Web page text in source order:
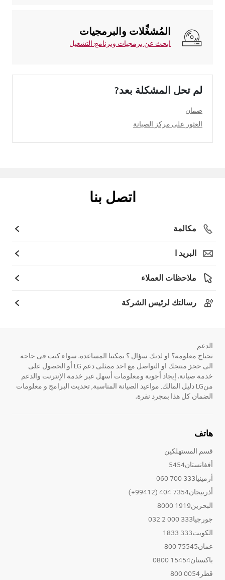
المُشغِّلات والبرمجيات
ابحث عن برمجيات وبرنامج التشغيل
لم تحل المشكلة بعد?
ضمان
العثور على مركز الصيانة
اتصل بنا
مكالمة
البريد ا
ملاحظات العملاء
رسالتك لرئيس الشركة
الدعم
تحتاج معلومة؟ او لديك سؤال ؟ يمكننا المساعدة. سواء كنت فى حاجة
الى حجز منتجك او التواصل مع احد ممثلى دعم LG أو الحصول على
خدمة صيانة. إيجاد أجوبة ومعلومات أسهل عبر خدمة الإنترنت والدعم
منLG دليل المالك, مواعيد الصيانة المناسبة, تحديث البرامج و معلومات
الضمان كل هذا بمجرد نقرة.
هاتف
قسم المستهلكين
أفغانستان5454
أرمينيا333 700 060
أذربيجان7354 404 (99412+)
البحرين1919 8000
جورجيا333 000 2 032
الكويت333 1833
عمان75545 800
باكستان15454 0800
قطر0054 800